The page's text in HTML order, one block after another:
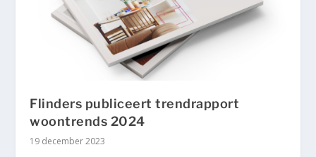
Flinders publiceert trendrapport
woontrends 2024
19 december 2023